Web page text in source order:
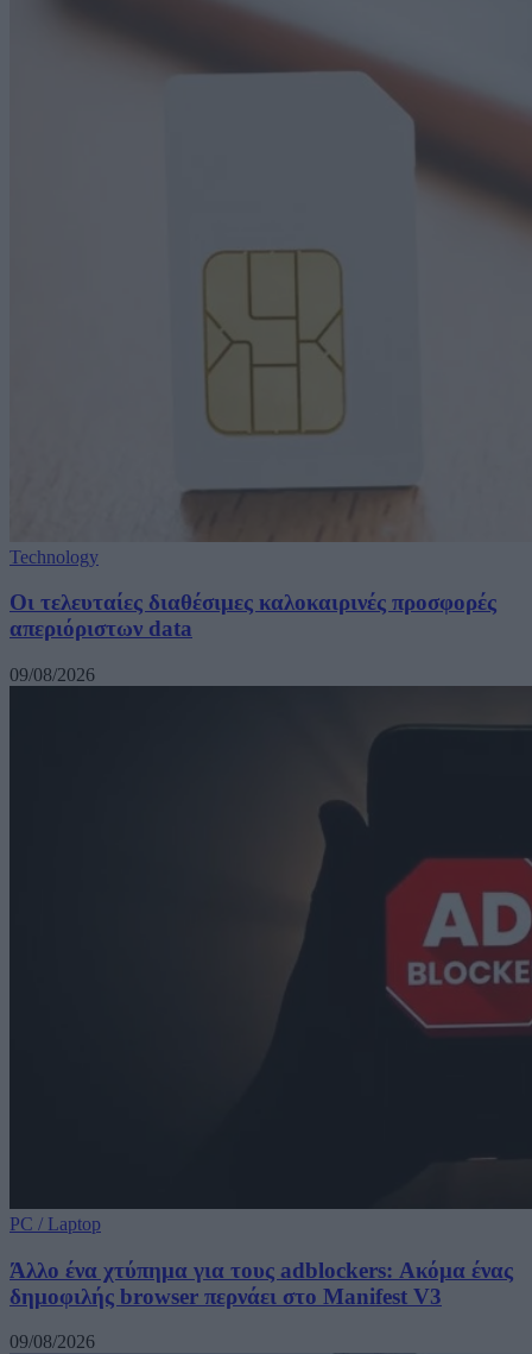
Technology
Οι τελευταίες διαθέσιμες καλοκαιρινές προσφορές
απεριόριστων data
09/08/2026
PC / Laptop
Άλλο ένα χτύπημα για τους adblockers: Ακόμα ένας
δημοφιλής browser περνάει στο Manifest V3
09/08/2026